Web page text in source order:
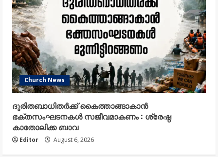
Church News
ദുരിതബാധിതർക്ക് കൈത്താങ്ങാകാൻ
ഭക്തസംഘടനകൾ സജീവമാകണം : ശ്രേഷ്ഠ
കാതോലിക്ക ബാവ
Editor August 6, 2026